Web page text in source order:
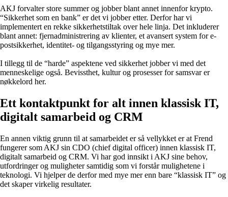
AKJ forvalter store summer og jobber blant annet innenfor krypto.
“Sikkerhet som en bank” er det vi jobber etter. Derfor har vi
implementert en rekke sikkerhetstiltak over hele linja. Det inkluderer
blant annet: fjernadministrering av klienter, et avansert system for e-
postsikkerhet, identitet- og tilgangsstyring og mye mer.
I tillegg til de “harde” aspektene ved sikkerhet jobber vi med det
menneskelige også. Bevissthet, kultur og prosesser for samsvar er
nøkkelord her.
Ett kontaktpunkt for alt innen klassisk IT,
digitalt samarbeid og CRM
En annen viktig grunn til at samarbeidet er så vellykket er at Frend
fungerer som AKJ sin CDO (chief digital officer) innen klassisk IT,
digitalt samarbeid og CRM. Vi har god innsikt i AKJ sine behov,
utfordringer og muligheter samtidig som vi forstår mulighetene i
teknologi. Vi hjelper de derfor med mye mer enn bare “klassisk IT” og
det skaper virkelig resultater.